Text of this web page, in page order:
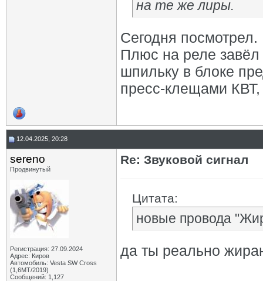
на те же лиры.
Сегодня посмотрел.
Плюс на реле завёл
шпильку в блоке
пресс-клещами
12.04.2025, 20:28
sereno
Продвинутый
Регистрация: 27.09.2024
Адрес: Киров
Автомобиль: Vesta SW Cross
(1,6МТ/2019)
Сообщений: 1,127
Re: Звуковой сигнал
Цитата:
новые провода
да ты реально